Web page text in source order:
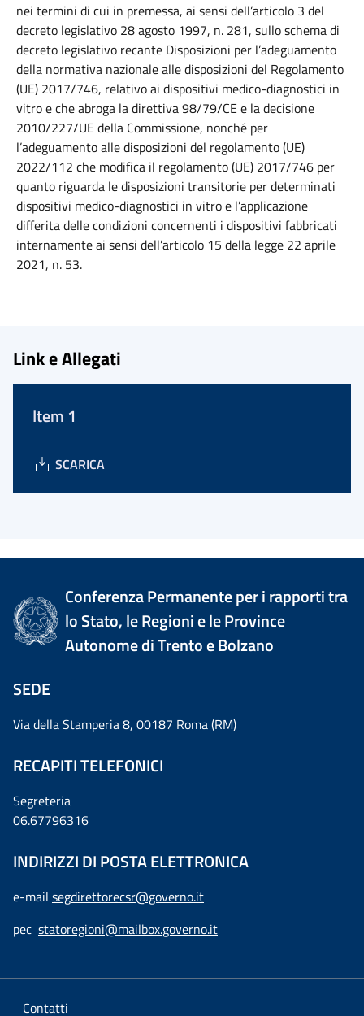
nei termini di cui in premessa, ai sensi dell’articolo 3 del
decreto legislativo 28 agosto 1997, n. 281, sullo schema di
decreto legislativo recante Disposizioni per l’adeguamento
della normativa nazionale alle disposizioni del Regolamento
(UE) 2017/746, relativo ai dispositivi medico-diagnostici in
vitro e che abroga la direttiva 98/79/CE e la decisione
2010/227/UE della Commissione, nonché per
l’adeguamento alle disposizioni del regolamento (UE)
2022/112 che modifica il regolamento (UE) 2017/746 per
quanto riguarda le disposizioni transitorie per determinati
dispositivi medico-diagnostici in vitro e l’applicazione
differita delle condizioni concernenti i dispositivi fabbricati
internamente ai sensi dell’articolo 15 della legge 22 aprile
2021, n. 53.
Link e Allegati
Item 1
SCARICA
Conferenza Permanente per i rapporti tra
lo Stato, le Regioni e le Province
Autonome di Trento e Bolzano
SEDE
Via della Stamperia 8, 00187 Roma (RM)
RECAPITI TELEFONICI
Segreteria
06.67796316
INDIRIZZI DI POSTA ELETTRONICA
e-mail segdirettorecsr@governo.it
pec statoregioni@mailbox.governo.it
Contatti